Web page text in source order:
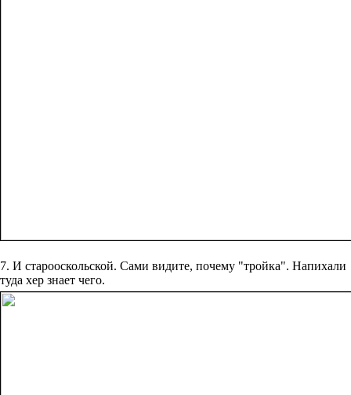
7. И старооскольской. Сами видите, почему "тройка". Напихали
туда хер знает чего.